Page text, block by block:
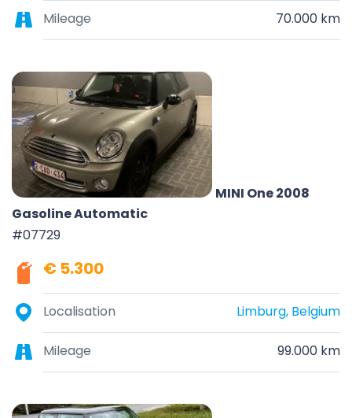
Mileage 70.000 km
MINI One 2008
Gasoline Automatic
#07729
€ 5.300
Localisation Limburg, Belgium
Mileage 99.000 km